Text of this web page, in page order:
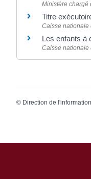
Ministère chargé
Titre
Caisse nationale
Les enfants à
Caisse nationale
© Direction de